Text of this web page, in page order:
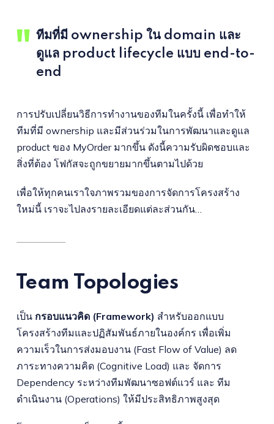
ทีมที่มี ownership ใน domain และ
ดูแล product lifecycle แบบ end-to-
end
การปรับเปลี่ยนวิธีการทำงานของทีมในครั้งนี้ เพื่อทำให้
ทีมที่มี ownership และมีส่วนร่วมในการพัฒนาและดูแล
product ของ MyOrder มากขึ้น ดังนี้ความรับผิดชอบและ
สิ่งที่ต้อง โฟกัสจะถูกขยายมากขึ้นตามไปด้วย
เพื่อให้ทุกคนเราใจภาพรวมของการจัดการโครงสร้าง
ใหม่นี้ เราจะไปลงรายละเอียดแต่ละส่วนกัน…
Team Topologies
เป็น กรอบแนวคิด (Framework) สำหรับออกแบบ
โครงสร้างทีมและปฏิสัมพันธ์ภายในองค์กร เพื่อเพิ่ม
ความเร็วในการส่งมอบงาน (Fast Flow of Value) ลด
ภาระทางความคิด (Cognitive Load) และ จัดการ
Dependency ระหว่างทีมพัฒนาซอฟต์แวร์ และ ทีม
ดำเนินงาน (Operations) ให้มีประสิทธิภาพสูงสุด